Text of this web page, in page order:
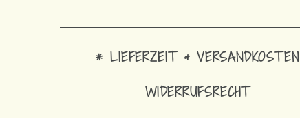
* LIEFERZEIT & VERSANDKOSTEN
WIDERRUFSRECHT